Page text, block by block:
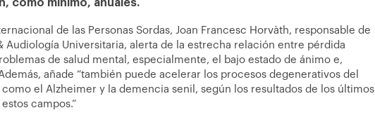
como mínimo, anuales.
de las Personas Sordas, Joan Francesc Horvàth, responsable de
Audiología Universitaria, alerta de la estrecha relación entre pérdida
de salud mental, especialmente, el bajo estado de ánimo e,
añade “también puede acelerar los procesos degenerativos del
el Alzheimer y la demencia senil, según los resultados de los últimos
campos.”